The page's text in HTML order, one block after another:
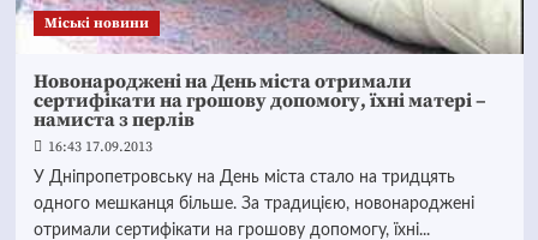
Mіські новини
Новонароджені на День міста отримали
сертифікати на грошову допомогу, їхні матері –
намиста з перлів
16:43 17.09.2013
У Дніпропетровську на День міста стало на тридцять
одного мешканця більше. За традицією, новонароджені
отримали сертифікати на грошову допомогу, їхні...